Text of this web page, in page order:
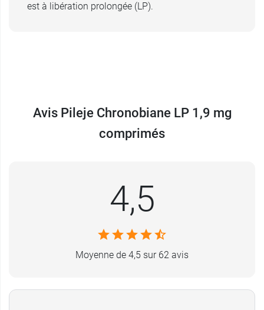
est à libération prolongée (LP).
Avis Pileje Chronobiane LP 1,9 mg
comprimés
4,5
Moyenne de 4,5 sur 62 avis